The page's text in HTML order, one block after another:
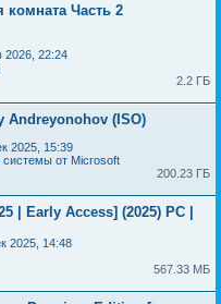
комната Часть 2
2026, 22:24
2.2 ГБ
Andreyonohov (ISO)
2025, 15:39
от Microsoft
200.23 ГБ
| Early Access] (2025) PC |
2025, 14:48
567.33 МБ